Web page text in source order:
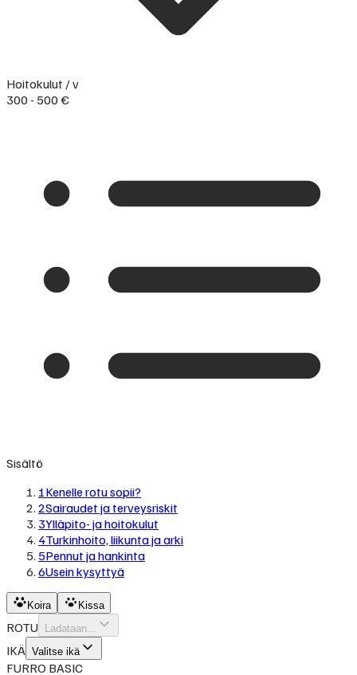
Hoitokulut / v
300 - 500 €
Sisältö
1Kenelle rotu sopii?
2Sairaudet ja terveysriskit
3Ylläpito- ja hoitokulut
4Turkinhoito, liikunta ja arki
5Pennut ja hankinta
6Usein kysyttyä
Koira Kissa
ROTU Ladataan...
IKÄ Valitse ikä
FURRO BASIC